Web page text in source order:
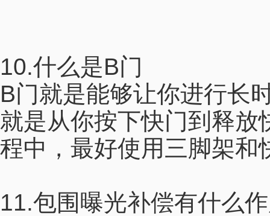
10.什么是B门
B门就是能够让你进行长
就是从你按下快门到释放
程中，最好使用三脚架和
11.包围曝光补偿有什么